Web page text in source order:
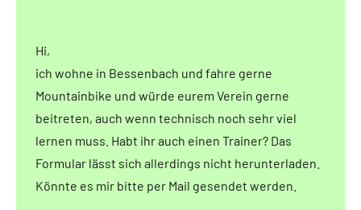
Hi,
ich wohne in Bessenbach und fahre gerne
Mountainbike und würde eurem Verein gerne
beitreten, auch wenn technisch noch sehr viel
lernen muss. Habt ihr auch einen Trainer? Das
Formular lässt sich allerdings nicht herunterladen.
Könnte es mir bitte per Mail gesendet werden.